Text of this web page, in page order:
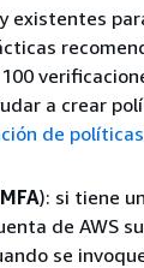
existentes
a crear
de
): si tiene
de AWS
se